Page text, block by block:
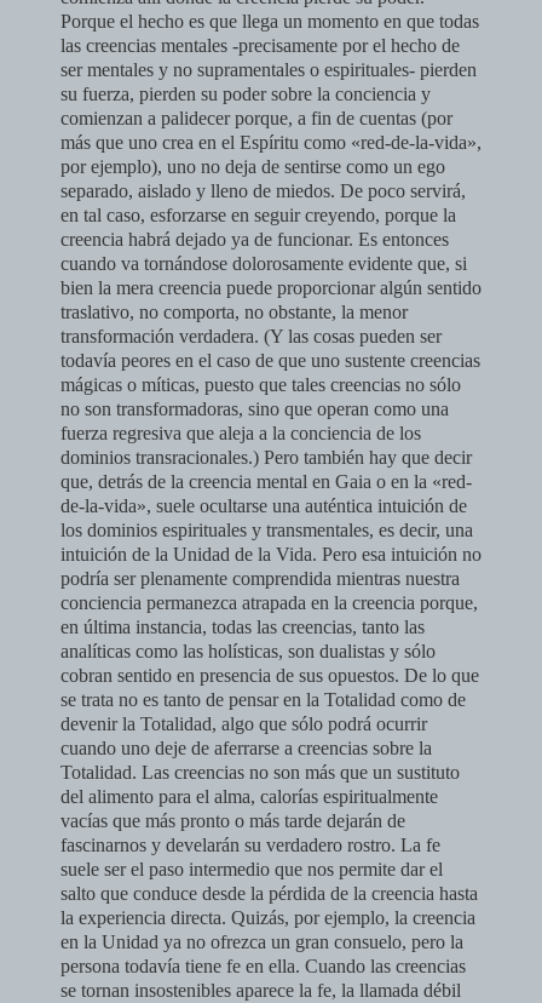
Porque el hecho es que llega un momento en que todas
las creencias mentales -precisamen­te por el hecho de
ser mentales y no supramentales o espirituales- pierden
su fuerza, pierden su poder sobre la conciencia y
comienzan a palidecer por­que, a fin de cuentas (por
más que uno crea en el Espíritu como «red-de-la-­vida»,
por ejemplo), uno no deja de sentirse como un ego
separado, aislado y lleno de miedos. De poco servirá,
en tal caso, esforzarse en seguir creyen­do, porque la
creencia habrá dejado ya de funcionar. Es entonces
cuando va tornándose dolorosamente evidente que, si
bien la mera creencia puede pro­porcionar algún sentido
traslativo, no comporta, no obstante, la menor
transformación verdadera. (Y las cosas pueden ser
todavía peores en el caso de que uno sustente creencias
mágicas o míticas, puesto que tales creencias no sólo
no son transformadoras, sino que operan como una
fuerza regresiva que aleja a la conciencia de los
dominios transracionales.) Pero también hay que decir
que, detrás de la creencia mental en Gaia o en la «red-
de-la-vida», suele ocultarse una auténtica intuición de
los domi­nios espirituales y transmentales, es decir, una
intuición de la Unidad de la Vida. Pero esa intuición no
podría ser plenamente comprendida mientras nuestra
conciencia permanezca atrapada en la creencia porque,
en última instancia, todas las creencias, tanto las
analíticas como las holísticas, son dualistas y sólo
cobran sentido en presencia de sus opuestos. De lo que
se trata no es tanto de pensar en la Totalidad como de
devenir la Totalidad, algo que sólo podrá ocurrir
cuando uno deje de aferrarse a creencias sobre la
Totalidad. Las creencias no son más que un sustituto
del alimento para el alma, calorías espiritualmente
vacías que más pronto o más tarde dejarán de
fascinarnos y develarán su verdadero rostro. La fe
suele ser el paso intermedio que nos permite dar el
salto que con­duce desde la pérdida de la creencia hasta
la experiencia directa. Quizás, por ejemplo, la creencia
en la Unidad ya no ofrezca un gran consuelo, pero la
persona todavía tiene fe en ella. Cuando las creencias
se tornan insoste­nibles aparece la fe, la llamada débil